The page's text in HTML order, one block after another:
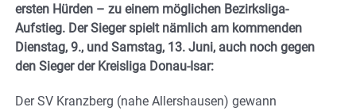
ersten Hürden – zu einem möglichen Bezirksliga-
Aufstieg. Der Sieger spielt nämlich am kommenden
Dienstag, 9., und Samstag, 13. Juni, auch noch gegen
den Sieger der Kreisliga Donau-Isar:
Der SV Kranzberg (nahe Allershausen) gewann